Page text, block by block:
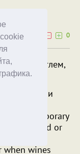
0
Гуглем,
и гуглили
is a temporary
by muted or
occurs
wines